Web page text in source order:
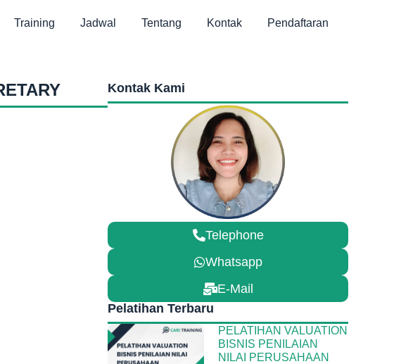
Training Jadwal Tentang Kontak Pendaftaran
Kontak Kami
Telephone
Whatsapp
E-Mail
Pelatihan Terbaru
PELATIHAN VALUATION
BISNIS PENILAIAN
NILAI PERUSAHAAN